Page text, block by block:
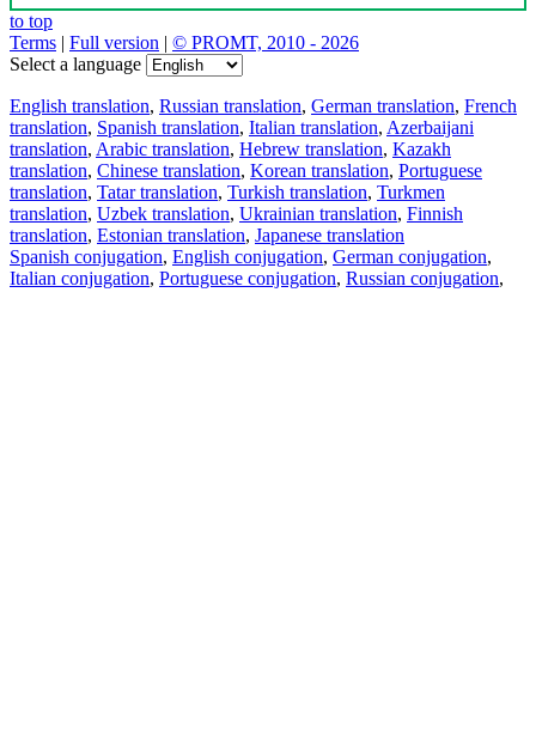
to top
Terms | Full version | © PROMT, 2010 - 2026
Select a language
English translation, Russian translation, German translation, French
translation, Spanish translation, Italian translation, Azerbaijani
translation, Arabic translation, Hebrew translation, Kazakh
translation, Chinese translation, Korean translation, Portuguese
translation, Tatar translation, Turkish translation, Turkmen
translation, Uzbek translation, Ukrainian translation, Finnish
translation, Estonian translation, Japanese translation
Spanish conjugation, English conjugation, German conjugation,
Italian conjugation, Portuguese conjugation, Russian conjugation,